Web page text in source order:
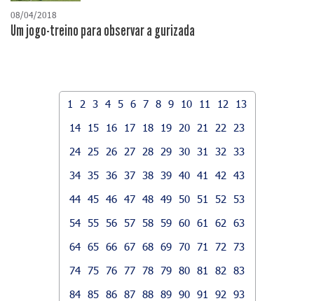
08/04/2018
Um jogo-treino para observar a gurizada
1 2 3 4 5 6 7 8 9 10 11 12
13
14
15 16 17 18 19 20 21 22
23
24
25 26 27 28 29 30 31 32
33
34 35 36 37 38 39 40 41 42
43
44 45 46 47 48 49 50 51 52
53
54 55 56 57 58 59 60 61 62
63
64 65 66 67 68 69 70 71 72
73
74 75 76 77 78 79 80 81 82
83
84 85 86 87 88 89 90 91 92
93